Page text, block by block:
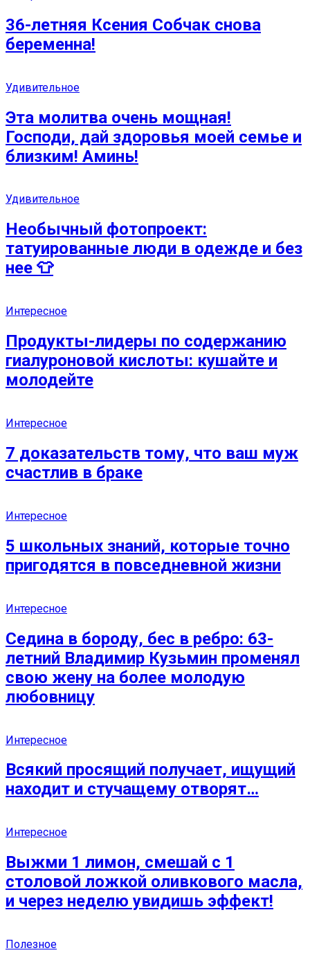
36-летняя Ксения Собчак снова
беременна!
Удивительное
Эта молитва очень мощная!
Господи, дай здоровья моей семье и
близким! Аминь!
Удивительное
Необычный фотопроект:
татуированные люди в одежде и без
нее 👕
Интересное
Продукты-лидеры по содержанию
гиалуроновой кислоты: кушайте и
молодейте
Интересное
7 доказательств тому, что ваш муж
счастлив в браке
Интересное
5 школьных знаний, которые точно
пригодятся в повседневной жизни
Интересное
Седина в бороду, бес в ребро: 63-
летний Владимир Кузьмин променял
свою жену на более молодую
любовницу
Интересное
Всякий просящий получает, ищущий
находит и стучащему отворят…
Интересное
Выжми 1 лимон, смешай с 1
столовой ложкой оливкового масла,
и через неделю увидишь эффект!
Полезное